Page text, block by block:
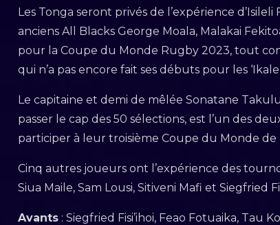
Les Tonga seront privés de l’expérience
anciens All Blacks George Moala, Malakai
pour la Coupe du Monde Rugby 2023, tout
qui n’a pas encore fait ses débuts pour les
Le capitaine et demi de mêlée Sonatane
passer le cap des 50 sélections, est l’un des
participer à leur troisième Coupe du Monde de
Cinq autres joueurs ont l’expérience des
Siua Maile, Sam Lousi, Sitiveni Mafi et Siegfried
Avants : Siegfried Fisi’ihoi, Feao Fotuaika, Tau